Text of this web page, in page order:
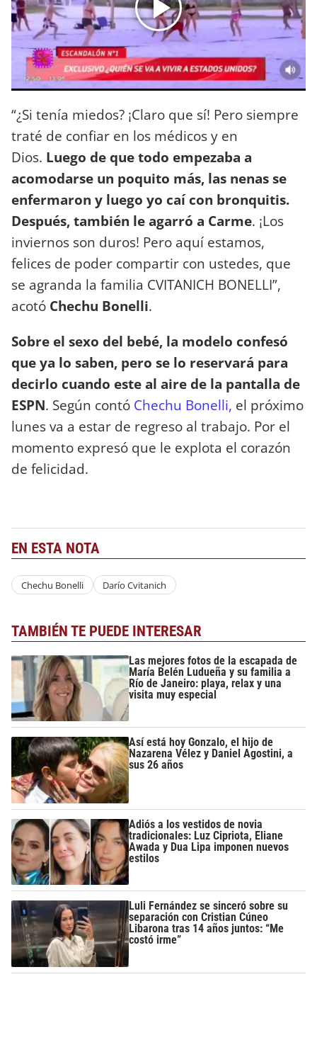
“¿Si tenía miedos? ¡Claro que sí! Pero siempre
traté de confiar en los médicos y en
Dios. Luego de que todo empezaba a
acomodarse un poquito más, las nenas se
enfermaron y luego yo caí con bronquitis.
Después, también le agarró a Carme. ¡Los
inviernos son duros! Pero aquí estamos,
felices de poder compartir con ustedes, que
se agranda la familia CVITANICH BONELLI”,
acotó Chechu Bonelli.
Sobre el sexo del bebé, la modelo confesó
que ya lo saben, pero se lo reservará para
decirlo cuando este al aire de la pantalla de
ESPN. Según contó Chechu Bonelli, el próximo
lunes va a estar de regreso al trabajo. Por el
momento expresó que le explota el corazón
de felicidad.
EN ESTA NOTA
Chechu Bonelli Darío Cvitanich
TAMBIÉN TE PUEDE INTERESAR
Las mejores fotos de la escapada de
María Belén Ludueña y su familia a
Río de Janeiro: playa, relax y una
visita muy especial
Así está hoy Gonzalo, el hijo de
Nazarena Vélez y Daniel Agostini, a
sus 26 años
Adiós a los vestidos de novia
tradicionales: Luz Cipriota, Eliane
Awada y Dua Lipa imponen nuevos
estilos
Luli Fernández se sinceró sobre su
separación con Cristian Cúneo
Libarona tras 14 años juntos: “Me
costó irme”